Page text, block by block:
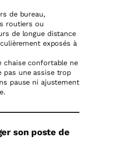
de bureau,
routiers ou
de longue distance
exposés à
chaise confortable ne
pas une assise trop
pause ni ajustement
son poste de